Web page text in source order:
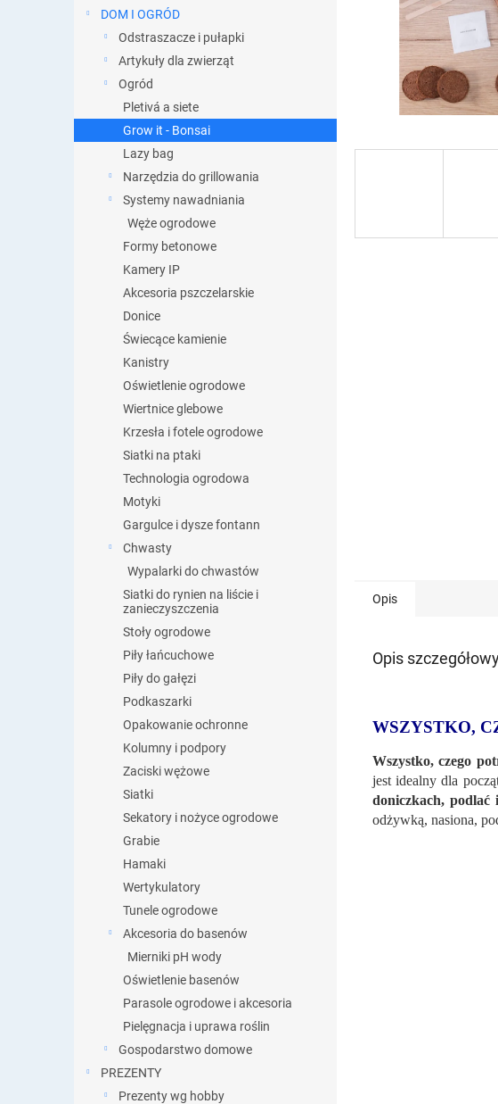
DOM I OGRÓD
Odstraszacze i pułapki
Artykuły dla zwierząt
Ogród
Pletivá a siete
Grow it - Bonsai
Lazy bag
Narzędzia do grillowania
Systemy nawadniania
Węże ogrodowe
Formy betonowe
Kamery IP
Akcesoria pszczelarskie
Donice
Świecące kamienie
Kanistry
Oświetlenie ogrodowe
Wiertnice glebowe
Krzesła i fotele ogrodowe
Siatki na ptaki
Technologia ogrodowa
Motyki
Gargulce i dysze fontann
Chwasty
Wypalarki do chwastów
Siatki do rynien na liście i
zanieczyszczenia
Stoły ogrodowe
Piły łańcuchowe
Piły do gałęzi
Podkaszarki
Opakowanie ochronne
Kolumny i podpory
Zaciski wężowe
Siatki
Sekatory i nożyce ogrodowe
Grabie
Hamaki
Wertykulatory
Tunele ogrodowe
Akcesoria do basenów
Mierniki pH wody
Oświetlenie basenów
Parasole ogrodowe i akcesoria
Pielęgnacja i uprawa roślin
Gospodarstwo domowe
PREZENTY
Prezenty wg hobby
Opis
Opis
WSZYSTKO,
Wszystko, czego
jest idealny dla
doniczkach, podlać
odżywką, nasiona,